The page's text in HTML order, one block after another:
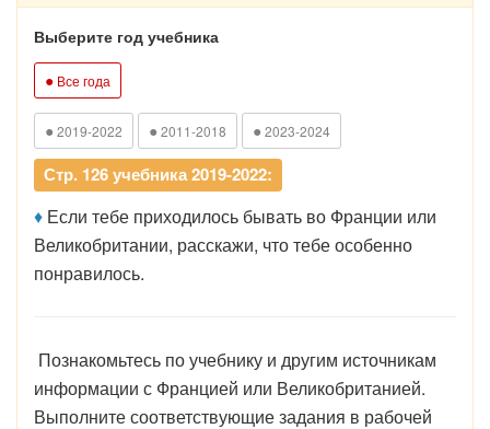
Выберите год учебника
● Все года
● 2019-2022 ● 2011-2018 ● 2023-2024
Стр. 126 учебника 2019-2022:
♦ Если тебе приходилось бывать во Франции или
Великобритании, расскажи, что тебе особенно
понравилось.
Познакомьтесь по учебнику и другим источникам
информации с Францией или Великобританией.
Выполните соответствующие задания в рабочей